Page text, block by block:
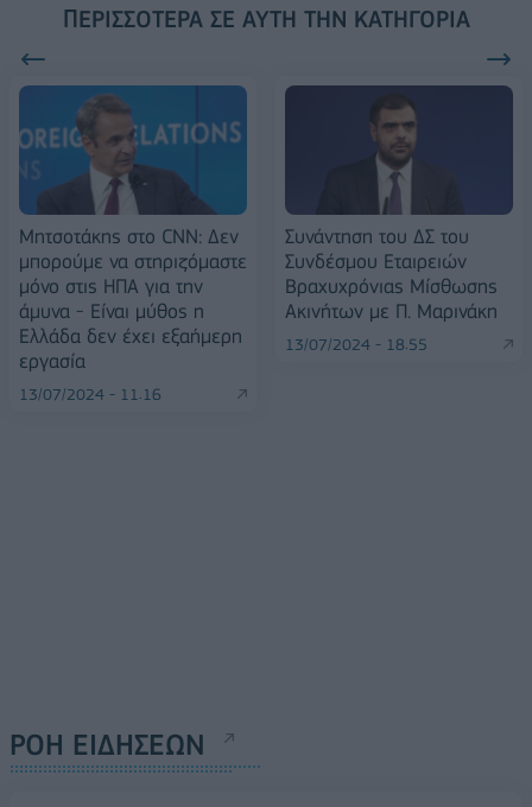
ΠΕΡΙΣΣΌΤΕΡΑ ΣΕ ΑΥΤΉ ΤΗΝ ΚΑΤΗΓΟΡΊΑ
Μητσοτάκης στο CNN: Δεν
μπορούμε να στηριζόμαστε
μόνο στις ΗΠΑ για την
άμυνα - Είναι μύθος η
Ελλάδα δεν έχει εξαήμερη
εργασία
13/07/2024 - 11:16
Συνάντηση του ΔΣ του
Συνδέσμου Εταιρειών
Βραχυχρόνιας Μίσθωσης
Ακινήτων με Π. Μαρινάκη
13/07/2024 - 18:55
ΡΟΗ ΕΙΔΗΣΕΩΝ